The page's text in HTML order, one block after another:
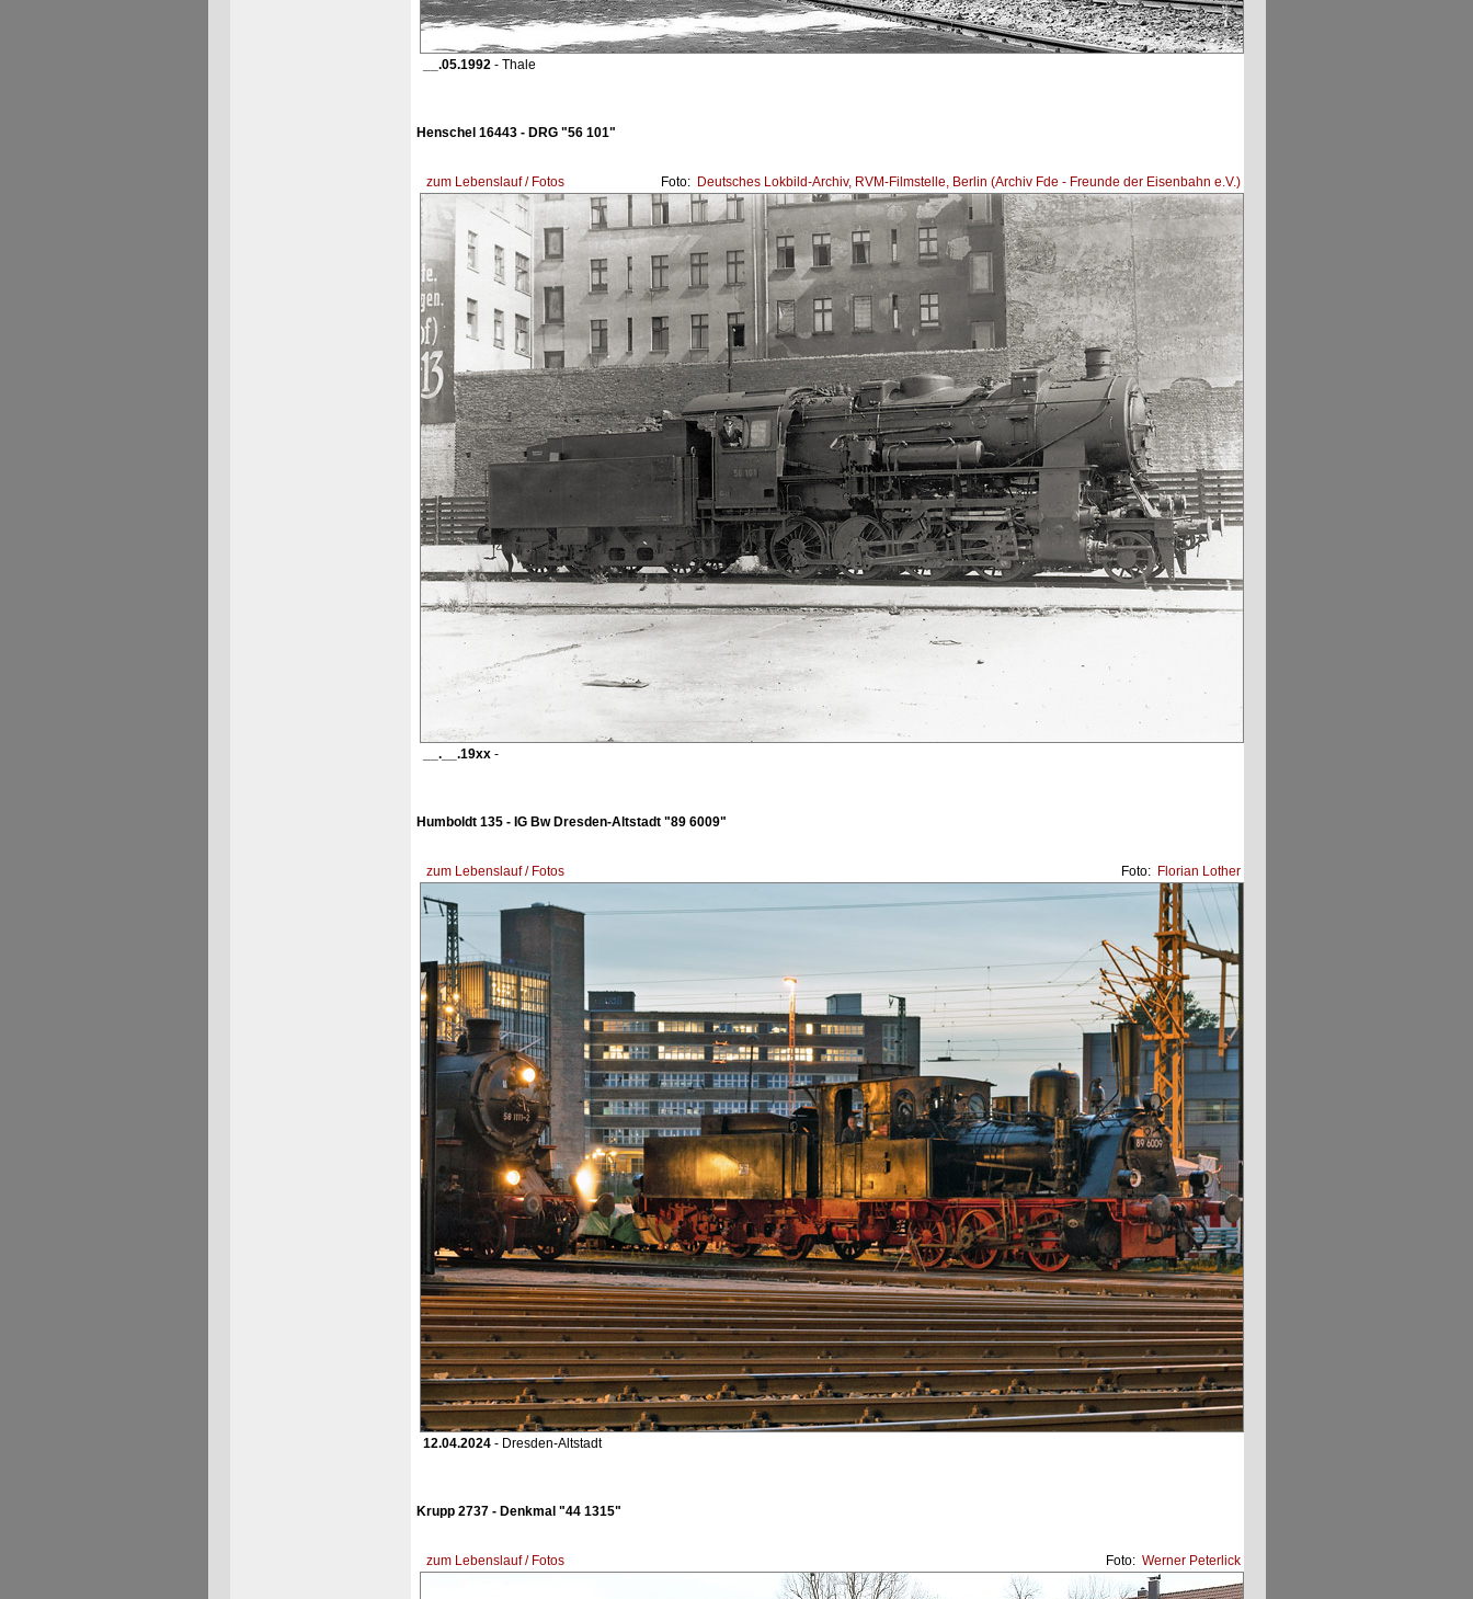
__.05.1992- Thale
Henschel 16443 - DRG "56 101"
zum Lebenslauf / Fotos Foto: Deutsches Lokbild-Archiv, RVM-Filmstelle, Berlin (Archiv Fde - Freunde der Eisenbahn e.V.)
__.__.19xx-
Humboldt 135 - IG Bw Dresden-Altstadt "89 6009"
zum Lebenslauf / Fotos Foto: Florian Lother
12.04.2024- Dresden-Altstadt
Krupp 2737 - Denkmal "44 1315"
zum Lebenslauf / Fotos Foto: Werner Peterlick